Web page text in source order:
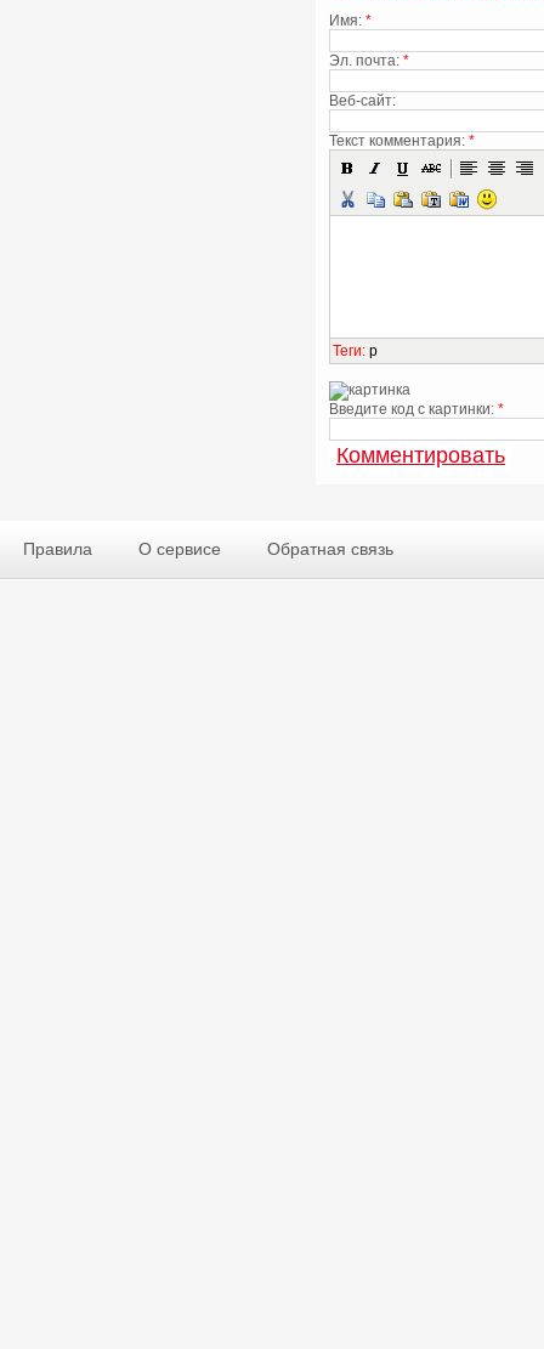
Имя: *
Эл. почта: *
Веб-сайт:
Текст комментария: *
Теги: p
Введите код с картинки: *
Правила О сервисе Обратная связь